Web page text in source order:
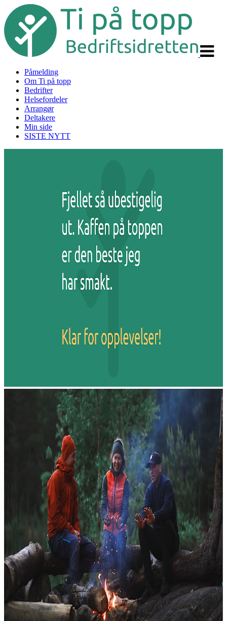
Påmelding
Om Ti på topp
Bedrifter
Helsefordeler
Arrangør
Deltakere
Min side
SISTE NYTT